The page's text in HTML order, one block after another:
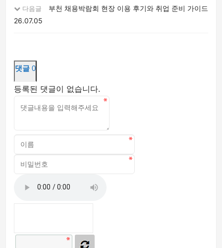
다음글
부천 채용박람회 현장 이용 후기와 취업 준비 가이드
26.07.05
댓글 0
등록된 댓글이 없습니다.